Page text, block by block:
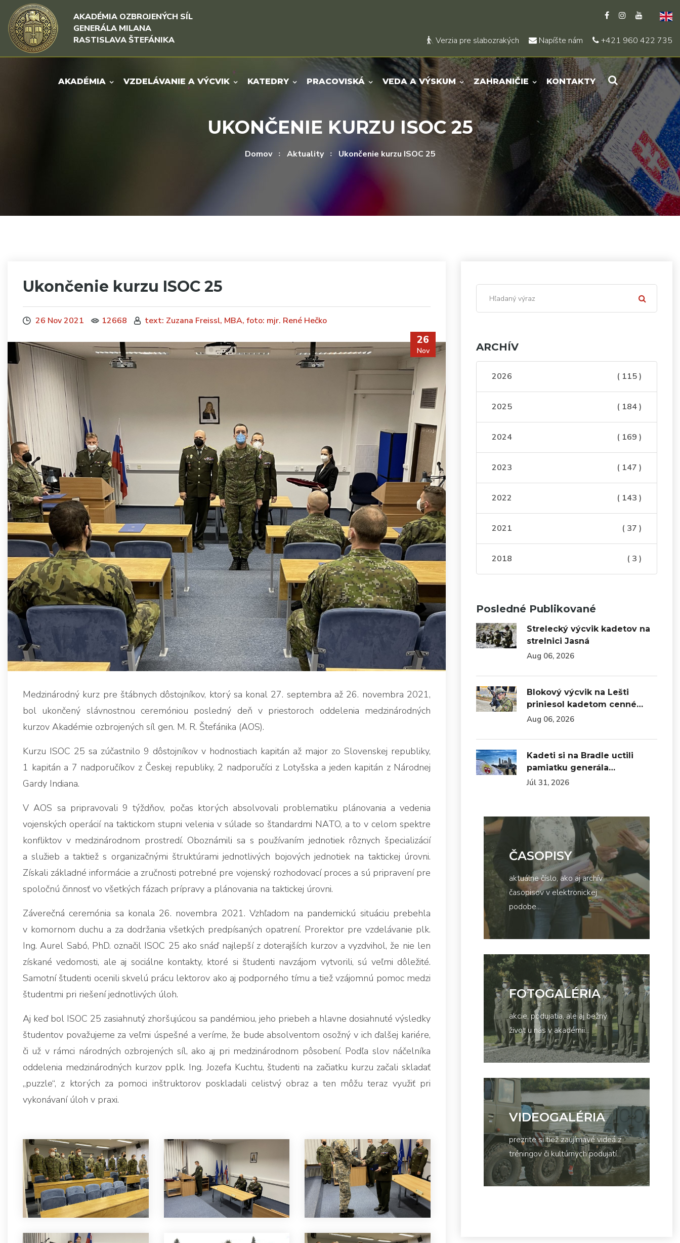
Rovno na obsah
Rovno na menu
AKADÉMIA OZBROJENÝCH SÍL
GENERÁLA MILANA
RASTISLAVA ŠTEFÁNIKA
Verzia pre slabozrakých Napíšte nám +421 960 422 735
AKADÉMIA VZDELÁVANIE A VÝCVIK KATEDRY PRACOVISKÁ VEDA A VÝSKUM ZAHRANIČIE KONTAKTY
UKONČENIE KURZU ISOC 25
Domov Aktuality Ukončenie kurzu ISOC 25
Ukončenie kurzu ISOC 25
26 Nov 2021 12668 text: Zuzana Freissl, MBA, foto: mjr. René Hečko
26
Nov
Medzinárodný kurz pre štábnych dôstojníkov, ktorý sa konal 27. septembra až 26. novembra 2021,
bol ukončený slávnostnou ceremóniou posledný deň v priestoroch oddelenia medzinárodných
kurzov Akadémie ozbrojených síl gen. M. R. Štefánika (AOS).
Kurzu ISOC 25 sa zúčastnilo 9 dôstojníkov v hodnostiach kapitán až major zo Slovenskej republiky,
1 kapitán a 7 nadporučíkov z Českej republiky, 2 nadporučíci z Lotyšska a jeden kapitán z Národnej
Gardy Indiana.
V AOS sa pripravovali 9 týždňov, počas ktorých absolvovali problematiku plánovania a vedenia
vojenských operácií na taktickom stupni velenia v súlade so štandardmi NATO, a to v celom spektre
konfliktov v medzinárodnom prostredí. Oboznámili sa s používaním jednotiek rôznych špecializácií
a služieb a taktiež s organizačnými štruktúrami jednotlivých bojových jednotiek na taktickej úrovni.
Získali základné informácie a zručnosti potrebné pre vojenský rozhodovací proces a sú pripravení pre
spoločnú činnosť vo všetkých fázach prípravy a plánovania na taktickej úrovni.
Záverečná ceremónia sa konala 26. novembra 2021. Vzhľadom na pandemickú situáciu prebehla
v komornom duchu a za dodržania všetkých predpísaných opatrení. Prorektor pre vzdelávanie plk.
Ing. Aurel Sabó, PhD. označil ISOC 25 ako snáď najlepší z doterajších kurzov a vyzdvihol, že nie len
získané vedomosti, ale aj sociálne kontakty, ktoré si študenti navzájom vytvorili, sú veľmi dôležité.
Samotní študenti ocenili skvelú prácu lektorov ako aj podporného tímu a tiež vzájomnú pomoc medzi
študentmi pri riešení jednotlivých úloh.
Aj keď bol ISOC 25 zasiahnutý zhoršujúcou sa pandémiou, jeho priebeh a hlavne dosiahnuté výsledky
študentov považujeme za veľmi úspešné a veríme, že bude absolventom osožný v ich ďalšej kariére,
či už v rámci národných ozbrojených síl, ako aj pri medzinárodnom pôsobení. Podľa slov náčelníka
oddelenia medzinárodných kurzov pplk. Ing. Jozefa Kuchtu, študenti na začiatku kurzu začali skladať
„puzzle“, z ktorých za pomoci inštruktorov poskladali celistvý obraz a ten môžu teraz využiť pri
vykonávaní úloh v praxi.
ARCHÍV
2026 ( 115 )
2025 ( 184 )
2024 ( 169 )
2023 ( 147 )
2022 ( 143 )
2021 ( 37 )
2018 ( 3 )
Posledné Publikované
Strelecký výcvik kadetov na
strelnici Jasná
Aug 06, 2026
Blokový výcvik na Lešti
priniesol kadetom cenné…
Aug 06, 2026
Kadeti si na Bradle uctili
pamiatku generála…
Júl 31, 2026
ČASOPISY
aktuálne číslo, ako aj archív
časopisov v elektronickej
podobe...
FOTOGALÉRIA
akcie, podujatia, ale aj bežný
život u nás v akadémii...
VIDEOGALÉRIA
prezrite si tiež zaujímavé videá z
tréningov či kultúrnych podujatí...